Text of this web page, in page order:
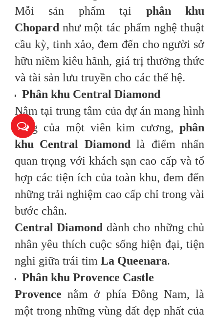
Mỗi sản phẩm tại phân khu
Chopard như một tác phẩm nghệ thuật
cầu kỳ, tinh xảo, đem đến cho người sở
hữu niềm kiêu hãnh, giá trị thưởng thức
và tài sản lưu truyền cho các thế hệ.
Phân khu Central Diamond
Nằm tại trung tâm của dự án mang hình
dáng của một viên kim cương, phân
khu Central Diamondlà điểm nhấn
quan trọng với khách sạn cao cấp và tổ
hợp các tiện ích của toàn khu, đem đến
những trải nghiệm cao cấp chỉ trong vài
bước chân.
Central Diamond dành cho những chủ
nhân yêu thích cuộc sống hiện đại, tiện
nghi giữa trái tim La Queenara.
Phân khu Provence Castle
Provence nằm ở phía Đông Nam, là
một trong những vùng đất đẹp nhất của